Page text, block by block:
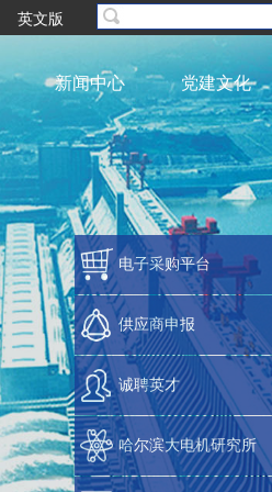
英文版
新闻中心 党建文化
电子采购平台
供应商申报
诚聘英才
哈尔滨大电机研究所